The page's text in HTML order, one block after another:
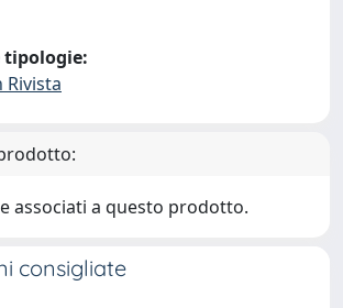
tipologie:
Rivista
associati a questo prodotto.
consigliate